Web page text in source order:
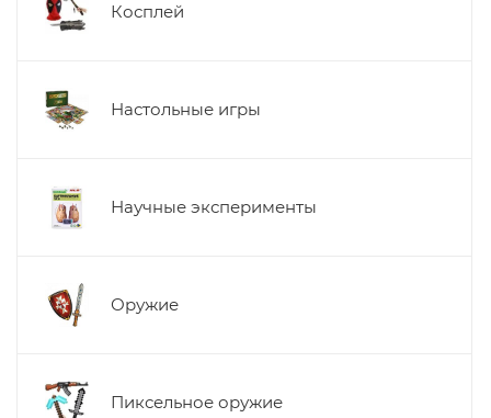
Косплей
Настольные игры
Научные эксперименты
Оружие
Пиксельное оружие